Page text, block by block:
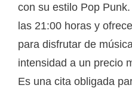
con su estilo Pop
las 21:00 horas y
para disfrutar de
intensidad a un precio
Es una cita obligada